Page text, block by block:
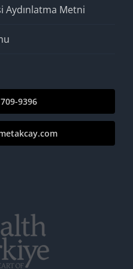
Aydınlatma Metni
9396